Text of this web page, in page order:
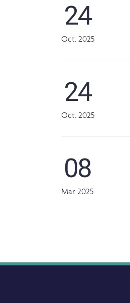
24
Oct. 2025
24
Oct. 2025
08
Mar. 2025